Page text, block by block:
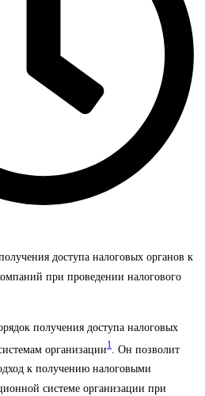
доступа налоговых органов к
при проведении налогового
получения доступа налоговых
организации1 . Он позволит
к получению налоговыми
системе организации при